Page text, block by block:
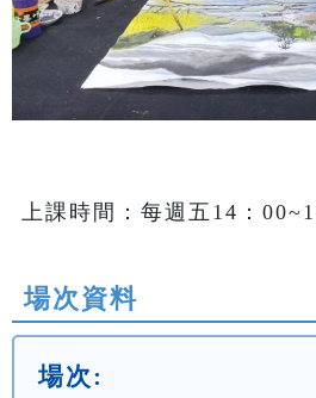
上課時間：每週五14：
場次資料
場次: